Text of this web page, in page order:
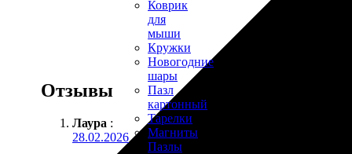
Коврик
для
мыши
Кружки
Новогодние
шары
Пазл
картонный
Тарелки
Магниты
Пазлы
Отзывы
Лаура :
28.02.2026